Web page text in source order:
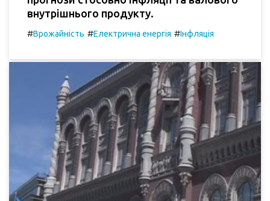
внутрішнього продукту.
#Врожайність #Електрична енергія #Інфляція